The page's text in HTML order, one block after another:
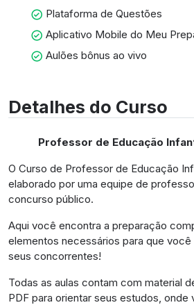
Plataforma de Questões
Aplicativo Mobile do Meu
Aulões bônus ao vivo
Detalhes do Curso
Professor de Educação
O Curso de Professor de Educação
elaborado por uma equipe de
concurso público.
Aqui você encontra a preparação
elementos necessários para que
seus concorrentes!
Todas as aulas contam com material
PDF para orientar seus estudos,